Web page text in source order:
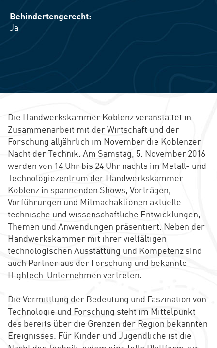
Behindertengerecht:
Ja
Die Handwerkskammer Koblenz veranstaltet in
Zusammenarbeit mit der Wirtschaft und der
Forschung alljährlich im November die Koblenzer
Nacht der Technik. Am Samstag, 5. November 2016
werden von 14 Uhr bis 24 Uhr nachts im Metall- und
Technologiezentrum der Handwerkskammer
Koblenz in spannenden Shows, Vorträgen,
Vorführungen und Mitmachaktionen aktuelle
technische und wissenschaftliche Entwicklungen,
Themen und Anwendungen präsentiert. Neben der
Handwerkskammer mit ihrer vielfältigen
technologischen Ausstattung und Kompetenz sind
auch Partner aus der Forschung und bekannte
Hightech-Unternehmen vertreten.
Die Vermittlung der Bedeutung und Faszination von
Technologie und Forschung steht im Mittelpunkt
des bereits über die Grenzen der Region bekannten
Ereignisses. Für Kinder und Jugendliche ist die